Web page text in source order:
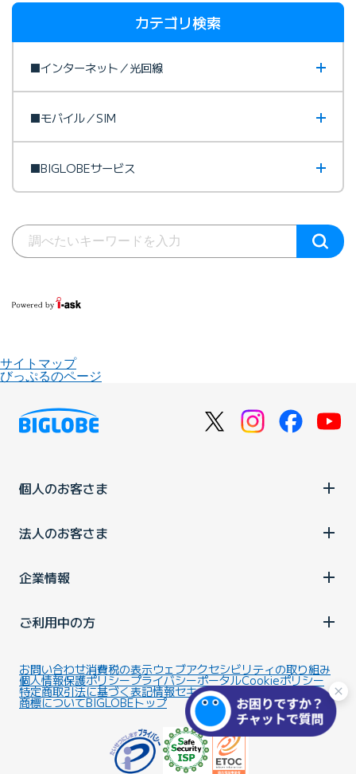
カテゴリ検索
■インターネット／光回線
■モバイル／SIM
■BIGLOBEサービス
サイトマップ
びっぷるのページ
個人のお客さま
法人のお客さま
企業情報
ご利用中の方
お問い合わせ消費税の表示ウェブアクセシビリティの取り組み
個人情報保護ポリシープライバシーポータルCookieポリシー
特定商取引法に基づく表記情報セキュリティ基本方針
商標についてBIGLOBEトップ